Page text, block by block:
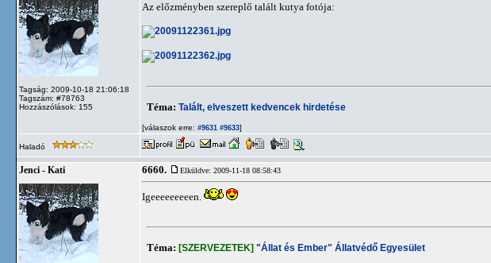
Tagság: 2009-10-18 21:06:18
Tagszám: #78763
Hozzászólások: 155
Az előzményben szereplő talált kutya fotója:
Téma: Talált, elveszett kedvencek hirdetése
[válaszok erre: #9631 #9633]
Haladó
Jenci - Kati 6660. Elküldve: 2009-11-18 08:58:43
Igeeeeeeeeen.
Téma: [SZERVEZETEK] "Állat és Ember" Állatvédő Egyesület